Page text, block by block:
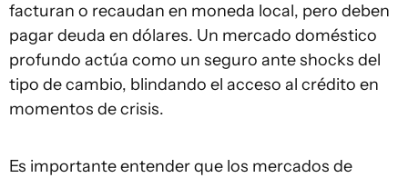
facturan o recaudan en moneda local, pero deben
pagar deuda en dólares. Un mercado doméstico
profundo actúa como un seguro ante shocks del
tipo de cambio, blindando el acceso al crédito en
momentos de crisis.
Es importante entender que los mercados de